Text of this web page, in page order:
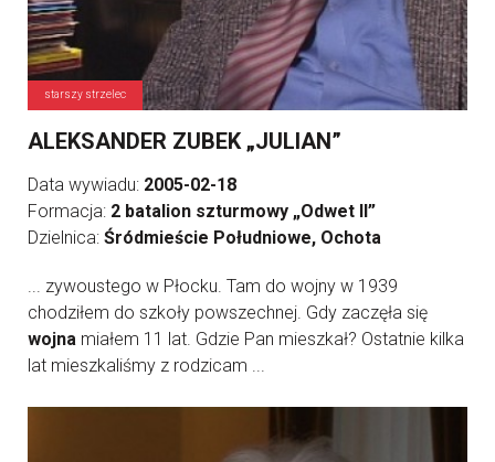
starszy strzelec
ALEKSANDER ZUBEK „JULIAN”
Data wywiadu: 2005-02-18
Formacja: 2 batalion szturmowy „Odwet II”
Dzielnica: Śródmieście Południowe, Ochota
... zywoustego w Płocku. Tam do wojny w 1939
chodziłem do szkoły powszechnej. Gdy zaczęła się
wojna miałem 11 lat. Gdzie Pan mieszkał? Ostatnie kilka
lat mieszkaliśmy z rodzicam ...